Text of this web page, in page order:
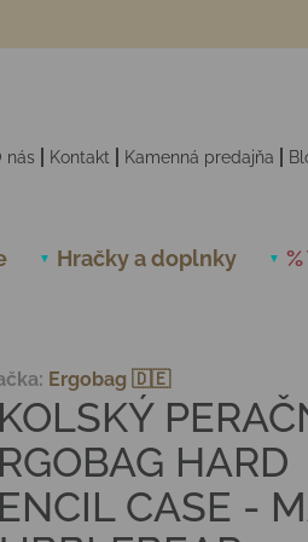
nás Kontakt Kamenná predajňa
Hračky a doplnky
HARD
CASE -
Ergobag 🇩🇪